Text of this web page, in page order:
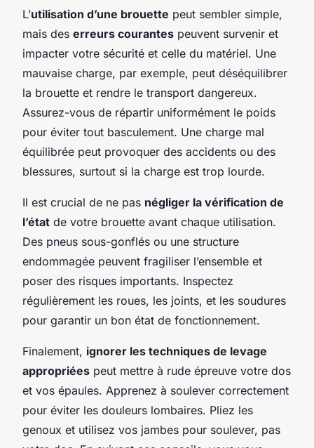
L’utilisation d’une brouette peut sembler simple,
mais des erreurs courantes peuvent survenir et
impacter votre sécurité et celle du matériel. Une
mauvaise charge, par exemple, peut déséquilibrer
la brouette et rendre le transport dangereux.
Assurez-vous de répartir uniformément le poids
pour éviter tout basculement. Une charge mal
équilibrée peut provoquer des accidents ou des
blessures, surtout si la charge est trop lourde.
Il est crucial de ne pas négliger la vérification de
l’état de votre brouette avant chaque utilisation.
Des pneus sous-gonflés ou une structure
endommagée peuvent fragiliser l’ensemble et
poser des risques importants. Inspectez
régulièrement les roues, les joints, et les soudures
pour garantir un bon état de fonctionnement.
Finalement, ignorer les techniques de levage
appropriées peut mettre à rude épreuve votre dos
et vos épaules. Apprenez à soulever correctement
pour éviter les douleurs lombaires. Pliez les
genoux et utilisez vos jambes pour soulever, pas